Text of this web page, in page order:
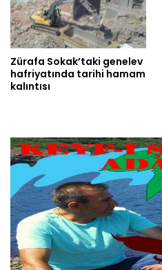
Zürafa Sokak’taki genelev
hafriyatında tarihi hamam
kalıntısı